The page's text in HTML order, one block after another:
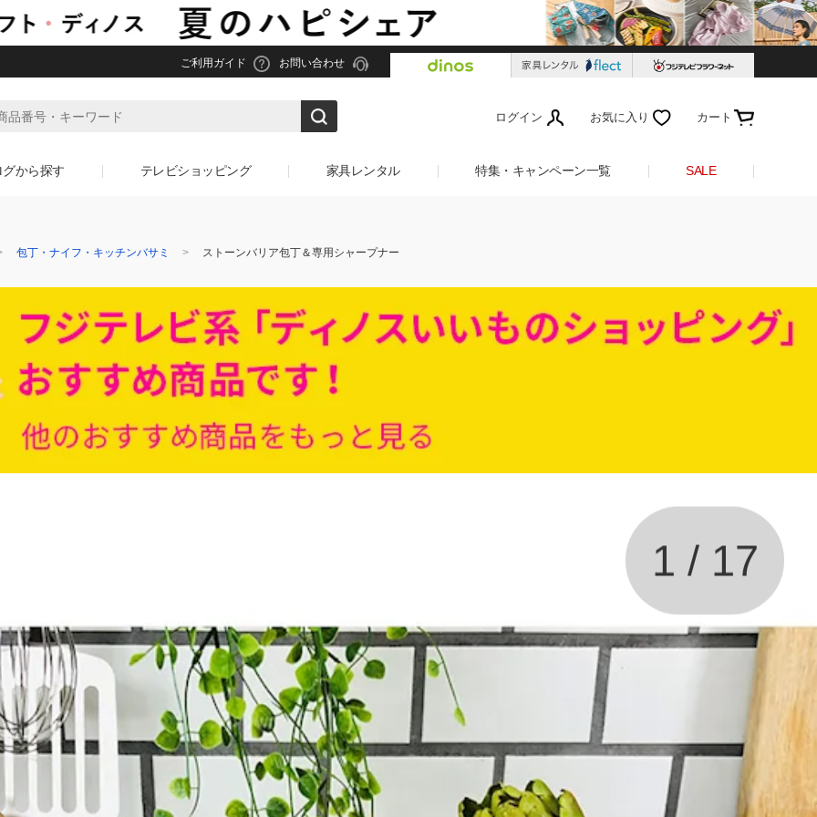
ご利用ガイド お問い合わせ
ログイン お気に入り カート
から探す テレビショッピング 家具レンタル 特集・キャンペーン一覧 SALE
包丁・ナイフ・キッチンバサミ ストーンバリア包丁＆専用シャープナー
1 / 17